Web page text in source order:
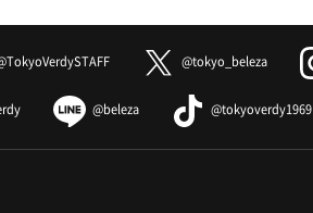
@tokyo_beleza
@beleza @tokyoverdy1969